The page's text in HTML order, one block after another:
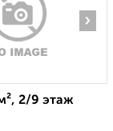
›
2/9 этаж